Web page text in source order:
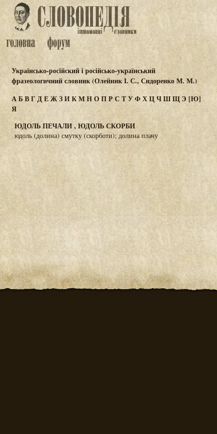
Українсько-російский і російсько-український
фразеологичний словник (Олейник І. С., Сидоренко М. М.)
АБВГДЕЖЗИКМНОПР С ТУФХЦЧШЩ Э[Ю]
Я
ЮДОЛЬ ПЕЧАЛИ , ЮДОЛЬ СКОРБИ
юдоль (долина) смутку (скорботи); долина плачу